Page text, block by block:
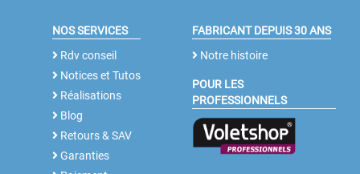
NOS SERVICES
Rdv conseil
Notices et Tutos
Réalisations
Blog
Retours & SAV
Garanties
FABRICANT DEPUIS 30 ANS
Notre histoire
POUR LES
PROFESSIONNELS